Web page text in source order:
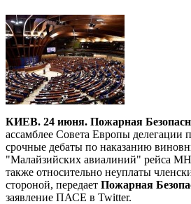
КИЕВ. 24 июня. Пожарная
ассамблее Совета Европы делегации
срочные дебаты по наказанию
"Малайзийских авиалиний" рейса
также относительно неуплаты
стороной, передает Пожарная
заявление ПАСЕ в Twitter.